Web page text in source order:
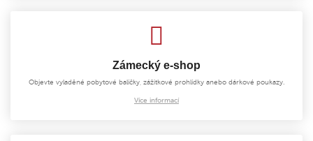
Zámecký e-shop
Objevte vyladěné pobytové balíčky, zážitkové prohlídky anebo dárkové poukazy.
Více informací